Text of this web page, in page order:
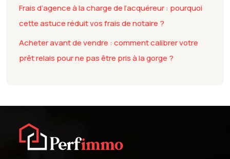
Frais d’agence à la charge de l’acquéreur : pourquoi
cette astuce réduit vos frais de notaire ?
Acheter avant de vendre : comment calibrer votre
prêt relais pour ne pas être pris à la gorge ?